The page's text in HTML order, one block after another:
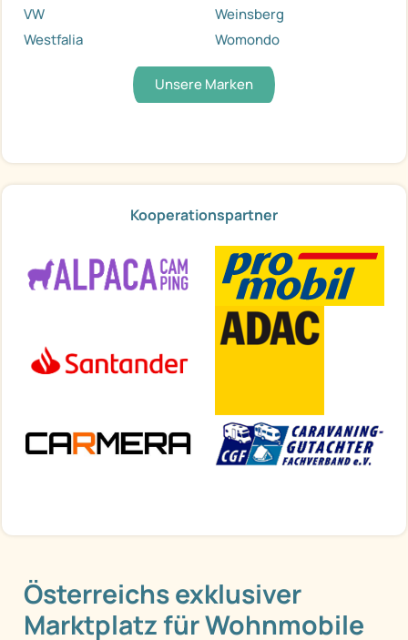
VW
Weinsberg
Westfalia
Womondo
Unsere Marken
Kooperationspartner
Österreichs exklusiver
Marktplatz für Wohnmobile